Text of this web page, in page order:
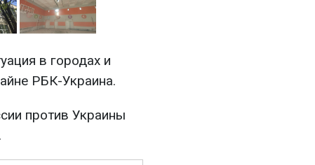
в городах и
РБК-Украина.
против Украины
.